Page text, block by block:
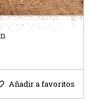
Añadir a favoritos